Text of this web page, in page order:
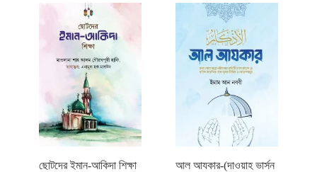
ছোটদের ইমান-আকিদা শিক্ষা
আল আযকার-(দাওয়াহ ভার্সন